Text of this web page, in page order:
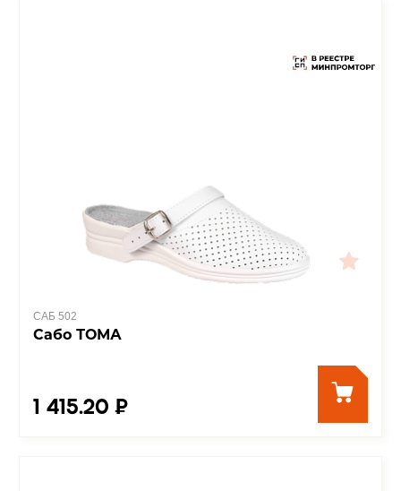
САБ 502
Сабо ТОМА
1 415.20 ₽